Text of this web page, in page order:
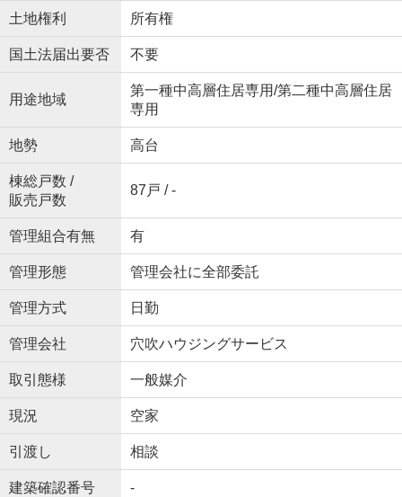
土地権利 所有権
国土法届出要否 不要
用途地域
第一種中高層住居専用/第二種中高層住居
専用
地勢 高台
棟総戸数 /
販売戸数
87戸 / -
管理組合有無 有
管理形態 管理会社に全部委託
管理方式 日勤
管理会社 穴吹ハウジングサービス
取引態様 一般媒介
現況 空家
引渡し 相談
建築確認番号 -